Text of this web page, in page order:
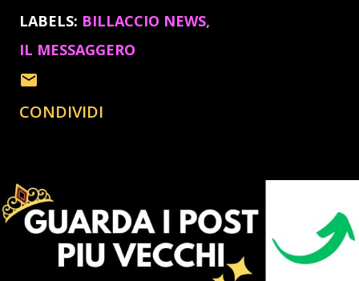
LABELS: BILLACCIO NEWS
IL MESSAGGERO
CONDIVIDI